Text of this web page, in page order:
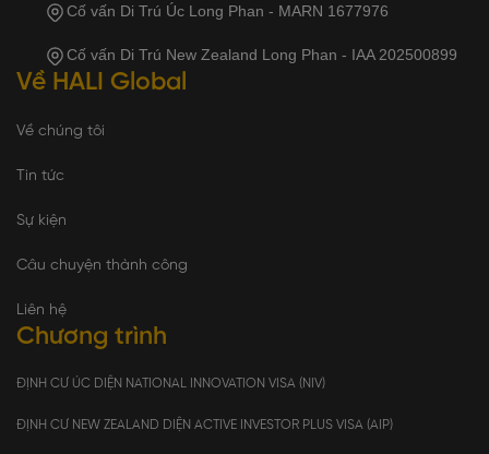
Cố vấn Di Trú Úc Long Phan - MARN 1677976
Cố vấn Di Trú New Zealand Long Phan - IAA 202500899
Về HALI Global
Về chúng tôi
Tin tức
Sự kiện
Câu chuyện thành công
Liên hệ
Chương trình
ĐỊNH CƯ ÚC DIỆN NATIONAL INNOVATION VISA (NIV)
ĐỊNH CƯ NEW ZEALAND DIỆN ACTIVE INVESTOR PLUS VISA (AIP)